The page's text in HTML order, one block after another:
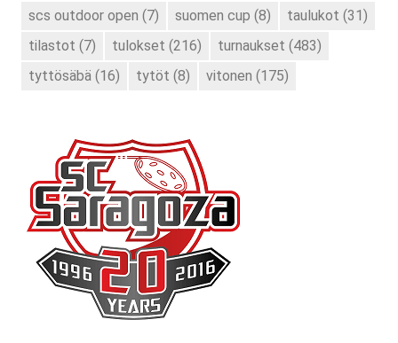
scs outdoor open (7) suomen cup (8) taulukot (31)
tilastot (7) tulokset (216) turnaukset (483)
tyttösäbä (16) tytöt (8) vitonen (175)